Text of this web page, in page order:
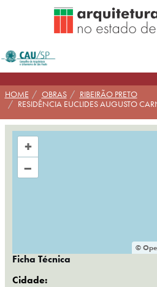
HOME OBRAS
RIBEIRÃO PRETO
RESIDÊNCIA EUCLIDES AUGUSTO
+
–
©
Ficha Técnica
Cidade: